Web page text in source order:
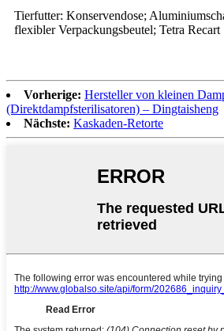
Tierfutter: Konservendose;
flexibler Verpackungsbeutel; Tetra Recart
Vorherige: Hersteller von kleinen
(Direktdampfsterilisatoren) – Dingtaisheng
Nächste: Kaskaden-Retorte